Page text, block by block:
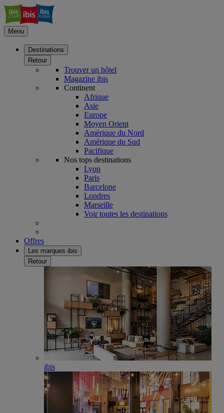
Menu
Destinations
Retour
Trouver un hôtel
Magazine ibis
Continent
Afrique
Asie
Europe
Moyen Orient
Amérique du Nord
Amérique du Sud
Pacifique
Nos tops destinations
Lyon
Paris
Barcelone
Londres
Marseille
Voir toutes les destinations
Offres
Les marques ibis
Retour
ibis